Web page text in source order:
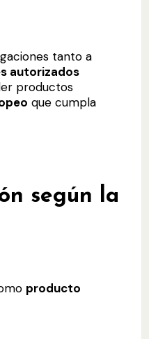
tanto a
autorizados
productos
que cumpla
según la
producto